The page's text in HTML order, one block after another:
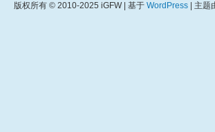
版权所有 © 2010-2025 iGFW | 基于 WordPress | 主题